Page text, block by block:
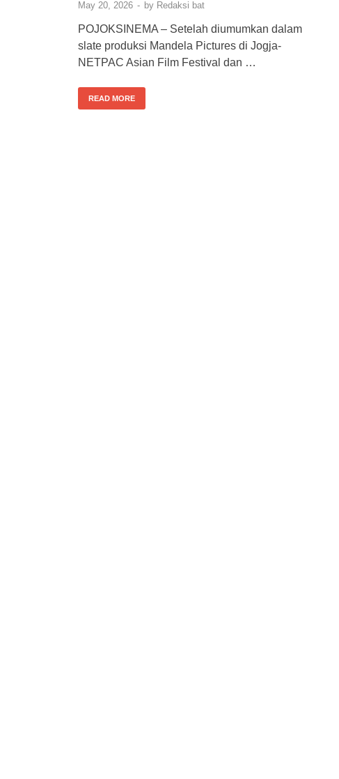
May 20, 2026 - by Redaksi bat
POJOKSINEMA – Setelah diumumkan dalam
slate produksi Mandela Pictures di Jogja-
NETPAC Asian Film Festival dan …
READ MORE